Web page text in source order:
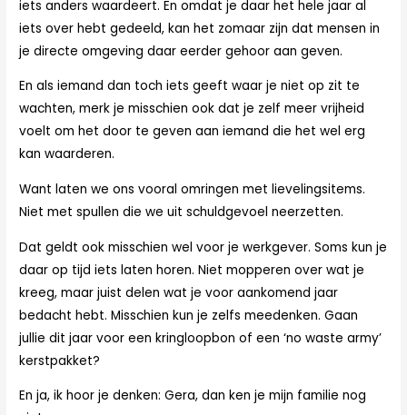
iets anders waardeert. En omdat je daar het hele jaar al
iets over hebt gedeeld, kan het zomaar zijn dat mensen in
je directe omgeving daar eerder gehoor aan geven.
En als iemand dan toch iets geeft waar je niet op zit te
wachten, merk je misschien ook dat je zelf meer vrijheid
voelt om het door te geven aan iemand die het wel erg
kan waarderen.
Want laten we ons vooral omringen met lievelingsitems.
Niet met spullen die we uit schuldgevoel neerzetten.
Dat geldt ook misschien wel voor je werkgever. Soms kun je
daar op tijd iets laten horen. Niet mopperen over wat je
kreeg, maar juist delen wat je voor aankomend jaar
bedacht hebt. Misschien kun je zelfs meedenken. Gaan
jullie dit jaar voor een kringloopbon of een ‘no waste army’
kerstpakket?
En ja, ik hoor je denken: Gera, dan ken je mijn familie nog